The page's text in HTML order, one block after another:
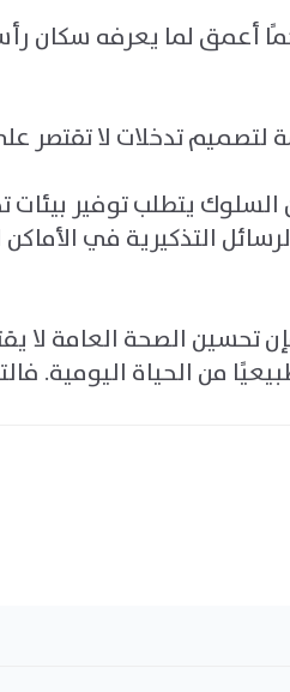
أعمق لما يعرفه سكان رأس
تدخلات لا تقتصر
السلوك يتطلب توفير
التذكيرية في
تحسين الصحة العامة لا
من الحياة اليومية.